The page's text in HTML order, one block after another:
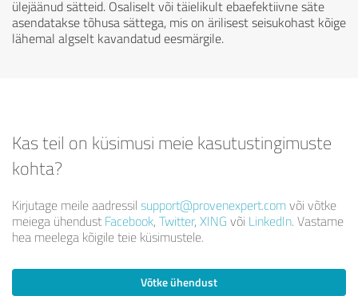
ülejäänud sätteid. Osaliselt või täielikult ebaefektiivne säte
asendatakse tõhusa sättega, mis on ärilisest seisukohast kõige
lähemal algselt kavandatud eesmärgile.
Kas teil on küsimusi meie kasutustingimuste
kohta?
Kirjutage meile aadressil support@provenexpert.comvõi võtke
meiega ühendustFacebook, Twitter, XING või LinkedIn. Vastame
hea meelega kõigile teie küsimustele.
Võtke ühendust